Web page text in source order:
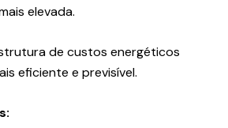
elevada.
de custos energéticos
eficiente e previsível.